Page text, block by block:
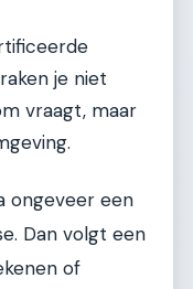
je niet
vraagt, maar
ongeveer een
Dan volgt een
of